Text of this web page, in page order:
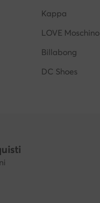
Kappa
LOVE Moschino
Billabong
DC Shoes